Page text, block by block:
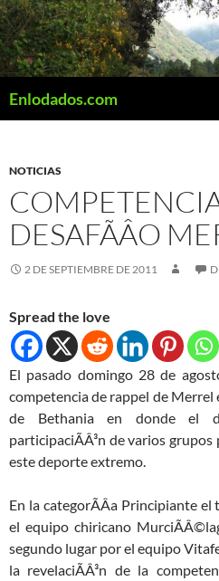
Saltar
al
contenido
Enlodados.com
NOTICIAS
DESAFÃÂ­O
2 DE SEPTIEMBRE DE 2011
Spread the love
El pasado domingo 28 de
competencia de rappel de Merrel
de Bethania en donde el
participaciÃÂ³n de varios
este deporte extremo.
En la categorÃÂ­a Principiante
el equipo chiricano
segundo lugar por el equipo
la revelaciÃÂ³n de la